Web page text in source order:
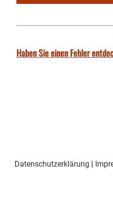
Haben Sie einen Fehler
Datenschutzerklärung |